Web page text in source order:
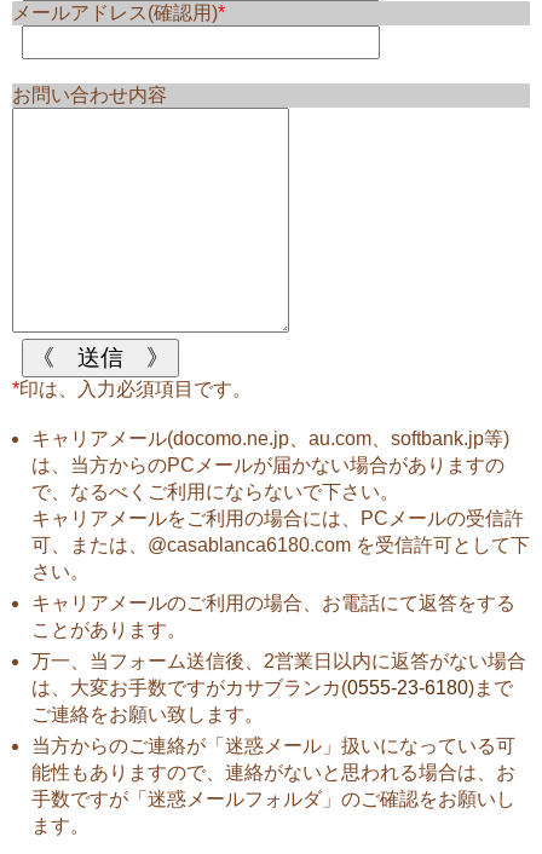
メールアドレス(確認用)*
お問い合わせ内容
*印は、入力必須項目です。
キャリアメール(docomo.ne.jp、au.com、softbank.jp等)
は、当方からのPCメールが届かない場合がありますの
で、なるべくご利用にならないで下さい。
キャリアメールをご利用の場合には、PCメールの受信許
可、または、@casablanca6180.com を受信許可として下
さい。
キャリアメールのご利用の場合、お電話にて返答をする
ことがあります。
万一、当フォーム送信後、2営業日以内に返答がない場合
は、大変お手数ですがカサブランカ(0555-23-6180)まで
ご連絡をお願い致します。
当方からのご連絡が「迷惑メール」扱いになっている可
能性もありますので、連絡がないと思われる場合は、お
手数ですが「迷惑メールフォルダ」のご確認をお願いし
ます。